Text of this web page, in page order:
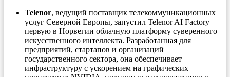
Telenor, ведущий поставщик телекоммуникационных
услуг Северной Европы, запустил Telenor AI Factory —
первую в Норвегии облачную платформу суверенного
искусственного интеллекта. Разработанная для
предприятий, стартапов и организаций
государственного сектора, она обеспечивает
инфраструктуру с ускорением на графических